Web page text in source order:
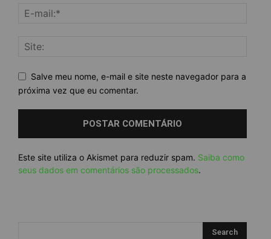
Salve meu nome, e-mail e site neste navegador para a
próxima vez que eu comentar.
Este site utiliza o Akismet para reduzir spam. Saiba como
seus dados em comentários são processados.